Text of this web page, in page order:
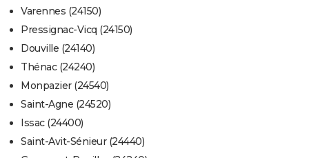
Varennes (24150)
Pressignac-Vicq (24150)
Douville (24140)
Thénac (24240)
Monpazier (24540)
Saint-Agne (24520)
Issac (24400)
Saint-Avit-Sénieur (24440)